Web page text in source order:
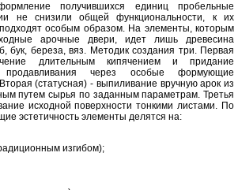
получившихся единиц пробельные
не снизили общей функциональности, к их
особым образом. На элементы, которым
арочные двери, идет лишь древесина
бук, береза, вяз. Методик создания три. Первая
длительным кипячением и придание
продавливания через особые формующие
(статусная) - выпиливание вручную арок из
путем сырья по заданным параметрам. Третья
исходной поверхности тонкими листами. По
эстетичность элементы делятся на:
изгибом);